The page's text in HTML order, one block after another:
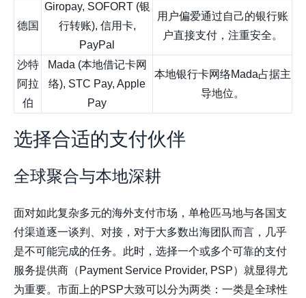
德国
Giropay, SOFORT (银
行转账), 信用卡,
PayPal
用户偏爱通过自己的银行账
户直接支付，注重安全。
沙特
阿拉
伯
Mada (本地借记卡网
络), STC Pay, Apple
Pay
本地银行卡网络Mada占据主
导地位。
选择合适的支付伙伴
全球聚合与本地深耕
面对如此复杂多元的海外支付市场，单枪匹马地与各国支
付渠道逐一谈判、对接，对于大多数出海团队而言，几乎
是不可能完成的任务。此时，选择一个或多个可靠的支付
服务提供商（Payment Service Provider, PSP）就显得尤
为重要。市面上的PSP大致可以分为两类：一类是全球性